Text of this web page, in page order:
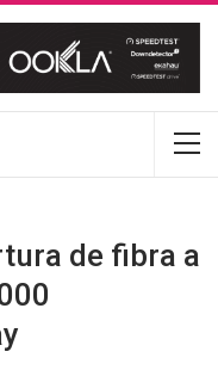
de fibra a